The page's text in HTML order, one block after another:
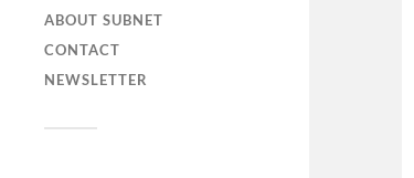
ABOUT SUBNET
CONTACT
NEWSLETTER